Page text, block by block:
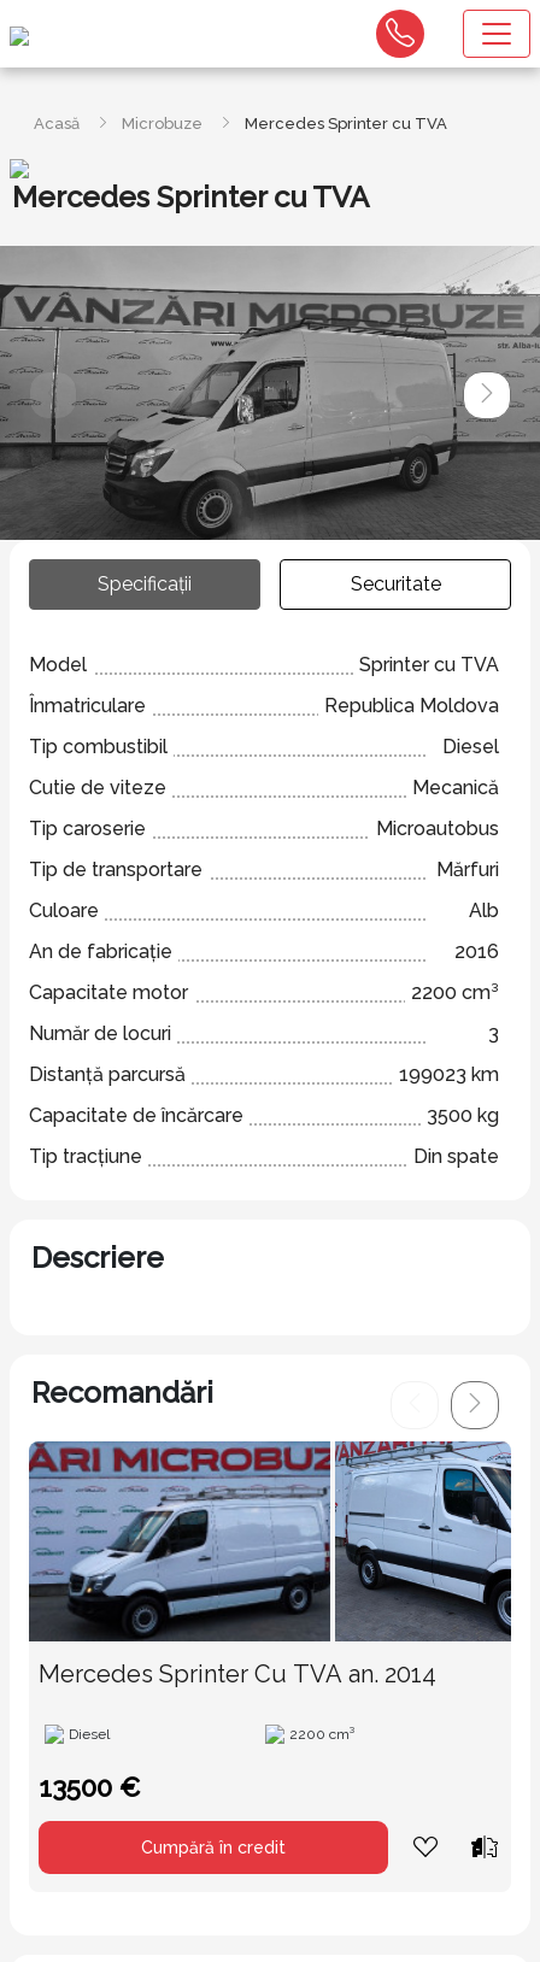
Acasă Microbuze Mercedes Sprinter cu TVA
Mercedes Sprinter cu TVA
Specificații Securitate
Model
Sprinter cu TVA
Înmatriculare
Republica Moldova
Tip combustibil
Diesel
Cutie de viteze
Mecanică
Tip caroserie
Microautobus
Tip de transportare
Mărfuri
Culoare
Alb
An de fabricație
2016
Capacitate motor
2200 cm³
Număr de locuri
3
Distanță parcursă
199023 km
Capacitate de încărcare
3500 kg
Tip tracțiune
Din spate
Descriere
Recomandări
Mercedes Sprinter Cu TVA an. 2014
Diesel 2200 cm³
13500 €
Cumpără în credit